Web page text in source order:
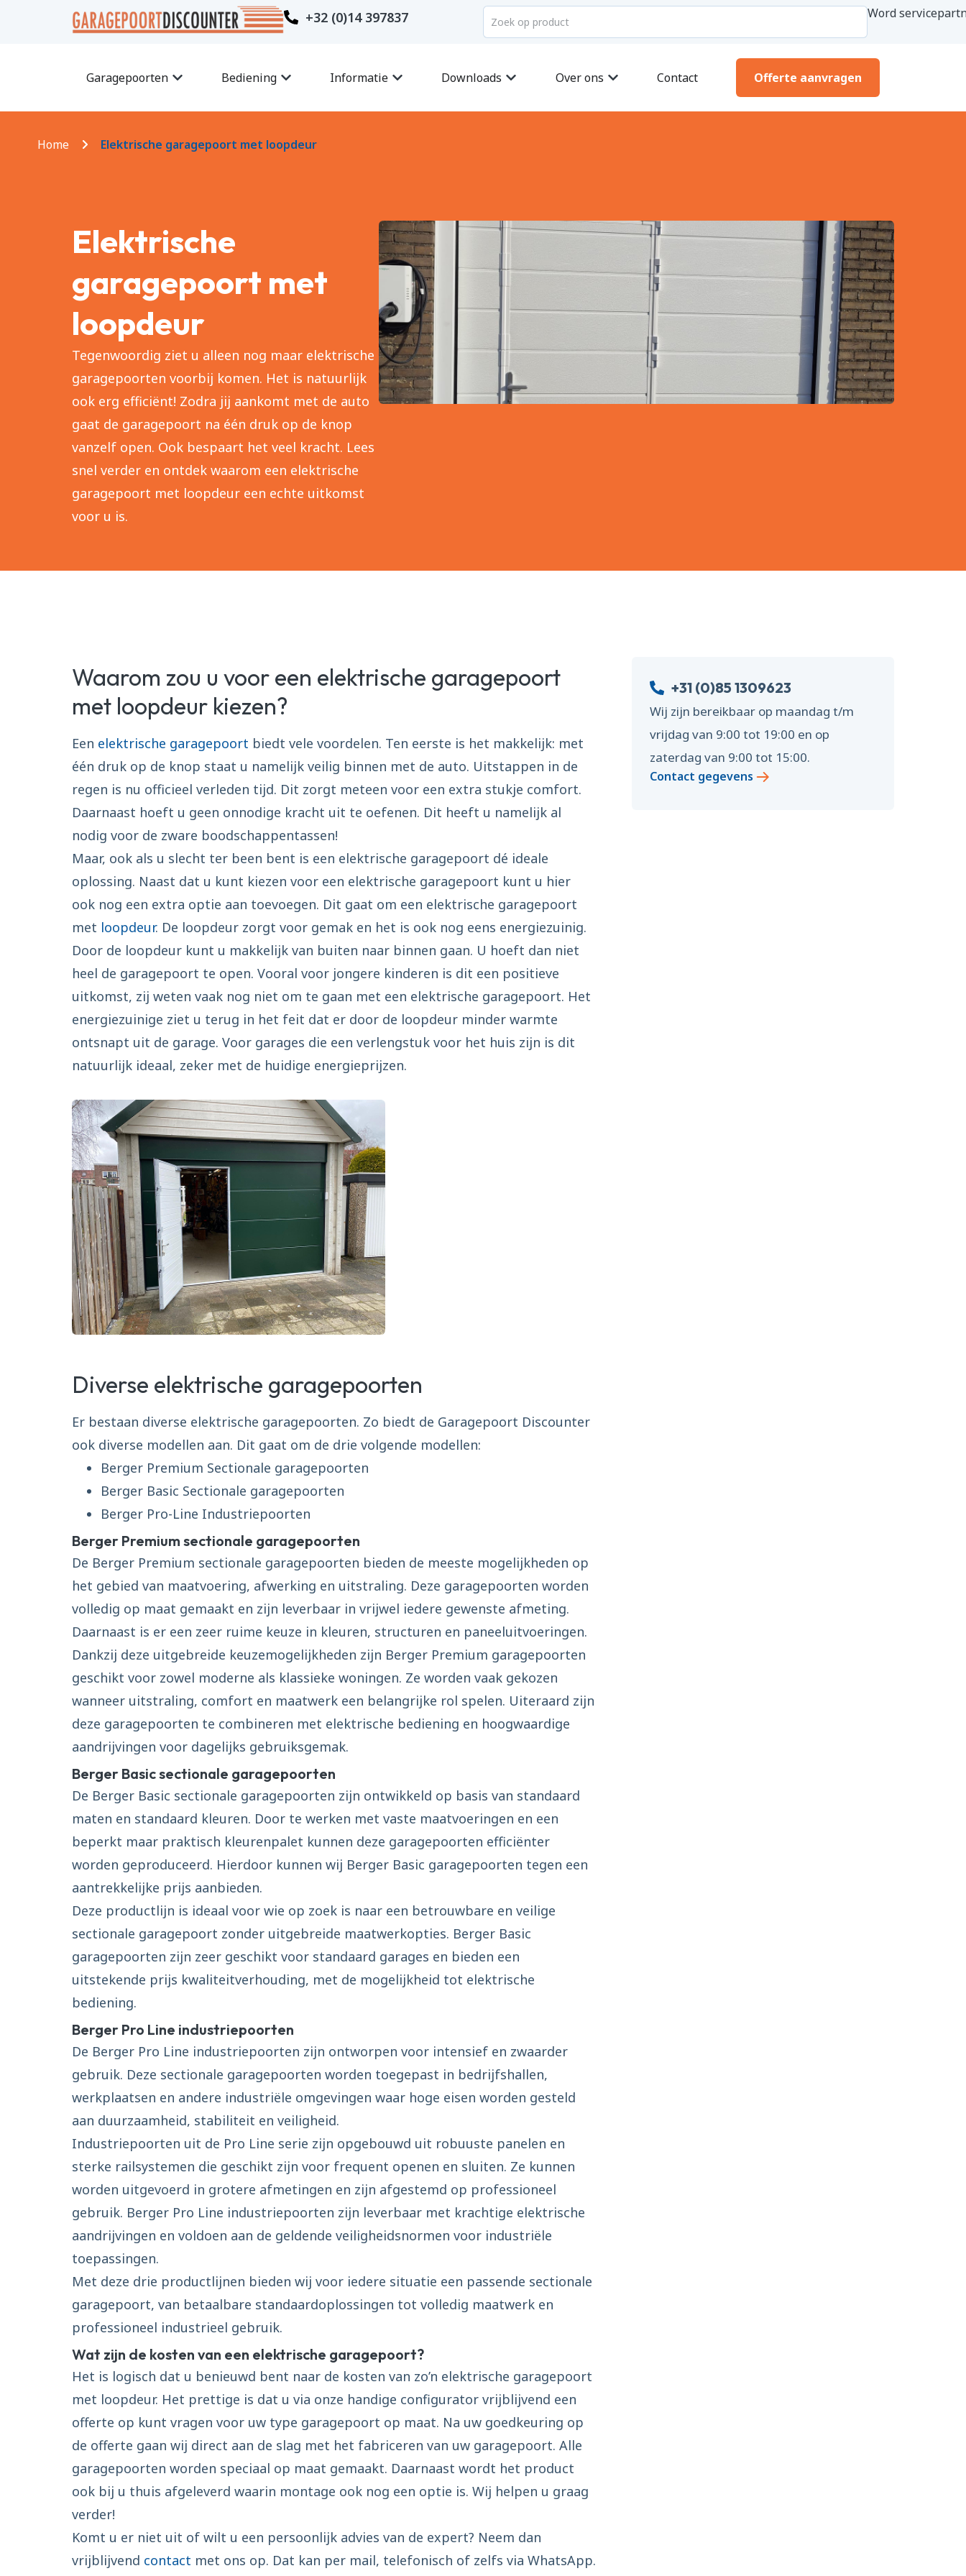
+32 (0)14 397837 Word
Garagepoorten Bediening Informatie Downloads Over ons Contact Offerte aanvragen
Home Elektrische garagepoort met loopdeur
Elektrische
garagepoort met
loopdeur
Tegenwoordig ziet u alleen nog maar elektrische
garagepoorten voorbij komen. Het is natuurlijk
ook erg efficiënt! Zodra jij aankomt met de auto
gaat de garagepoort na één druk op de knop
vanzelf open. Ook bespaart het veel kracht. Lees
snel verder en ontdek waarom een elektrische
garagepoort met loopdeur een echte uitkomst
voor u is.
Waarom zou u voor een elektrische garagepoort
met loopdeur kiezen?
Een elektrische garagepoort biedt vele voordelen. Ten eerste is het makkelijk: met
één druk op de knop staat u namelijk veilig binnen met de auto. Uitstappen in de
regen is nu officieel verleden tijd. Dit zorgt meteen voor een extra stukje comfort.
Daarnaast hoeft u geen onnodige kracht uit te oefenen. Dit heeft u namelijk al
nodig voor de zware boodschappentassen!
Maar, ook als u slecht ter been bent is een elektrische garagepoort dé ideale
oplossing. Naast dat u kunt kiezen voor een elektrische garagepoort kunt u hier
ook nog een extra optie aan toevoegen. Dit gaat om een elektrische garagepoort
met loopdeur. De loopdeur zorgt voor gemak en het is ook nog eens energiezuinig.
Door de loopdeur kunt u makkelijk van buiten naar binnen gaan. U hoeft dan niet
heel de garagepoort te open. Vooral voor jongere kinderen is dit een positieve
uitkomst, zij weten vaak nog niet om te gaan met een elektrische garagepoort. Het
energiezuinige ziet u terug in het feit dat er door de loopdeur minder warmte
ontsnapt uit de garage. Voor garages die een verlengstuk voor het huis zijn is dit
natuurlijk ideaal, zeker met de huidige energieprijzen.
Diverse elektrische garagepoorten
Er bestaan diverse elektrische garagepoorten. Zo biedt de Garagepoort Discounter
ook diverse modellen aan. Dit gaat om de drie volgende modellen:
Berger Premium Sectionale garagepoorten
Berger Basic Sectionale garagepoorten
Berger Pro-Line Industriepoorten
Berger Premium sectionale garagepoorten
De Berger Premium sectionale garagepoorten bieden de meeste mogelijkheden op
het gebied van maatvoering, afwerking en uitstraling. Deze garagepoorten worden
volledig op maat gemaakt en zijn leverbaar in vrijwel iedere gewenste afmeting.
Daarnaast is er een zeer ruime keuze in kleuren, structuren en paneeluitvoeringen.
Dankzij deze uitgebreide keuzemogelijkheden zijn Berger Premium garagepoorten
geschikt voor zowel moderne als klassieke woningen. Ze worden vaak gekozen
wanneer uitstraling, comfort en maatwerk een belangrijke rol spelen. Uiteraard zijn
deze garagepoorten te combineren met elektrische bediening en hoogwaardige
aandrijvingen voor dagelijks gebruiksgemak.
Berger Basic sectionale garagepoorten
De Berger Basic sectionale garagepoorten zijn ontwikkeld op basis van standaard
maten en standaard kleuren. Door te werken met vaste maatvoeringen en een
beperkt maar praktisch kleurenpalet kunnen deze garagepoorten efficiënter
worden geproduceerd. Hierdoor kunnen wij Berger Basic garagepoorten tegen een
aantrekkelijke prijs aanbieden.
Deze productlijn is ideaal voor wie op zoek is naar een betrouwbare en veilige
sectionale garagepoort zonder uitgebreide maatwerkopties. Berger Basic
garagepoorten zijn zeer geschikt voor standaard garages en bieden een
uitstekende prijs kwaliteitverhouding, met de mogelijkheid tot elektrische
bediening.
Berger Pro Line industriepoorten
De Berger Pro Line industriepoorten zijn ontworpen voor intensief en zwaarder
gebruik. Deze sectionale garagepoorten worden toegepast in bedrijfshallen,
werkplaatsen en andere industriële omgevingen waar hoge eisen worden gesteld
aan duurzaamheid, stabiliteit en veiligheid.
Industriepoorten uit de Pro Line serie zijn opgebouwd uit robuuste panelen en
sterke railsystemen die geschikt zijn voor frequent openen en sluiten. Ze kunnen
worden uitgevoerd in grotere afmetingen en zijn afgestemd op professioneel
gebruik. Berger Pro Line industriepoorten zijn leverbaar met krachtige elektrische
aandrijvingen en voldoen aan de geldende veiligheidsnormen voor industriële
toepassingen.
Met deze drie productlijnen bieden wij voor iedere situatie een passende sectionale
garagepoort, van betaalbare standaardoplossingen tot volledig maatwerk en
professioneel industrieel gebruik.
Wat zijn de kosten van een elektrische garagepoort?
Het is logisch dat u benieuwd bent naar de kosten van zo’n elektrische garagepoort
met loopdeur. Het prettige is dat u via onze handige configurator vrijblijvend een
offerte op kunt vragen voor uw type garagepoort op maat. Na uw goedkeuring op
de offerte gaan wij direct aan de slag met het fabriceren van uw garagepoort. Alle
garagepoorten worden speciaal op maat gemaakt. Daarnaast wordt het product
ook bij u thuis afgeleverd waarin montage ook nog een optie is. Wij helpen u graag
verder!
Komt u er niet uit of wilt u een persoonlijk advies van de expert? Neem dan
vrijblijvend contact met ons op. Dat kan per mail, telefonisch of zelfs via WhatsApp.
+31 (0)85 1309623
Wij zijn bereikbaar op maandag t/m
vrijdag van 9:00 tot 19:00 en op
zaterdag van 9:00 tot 15:00.
Contact gegevens